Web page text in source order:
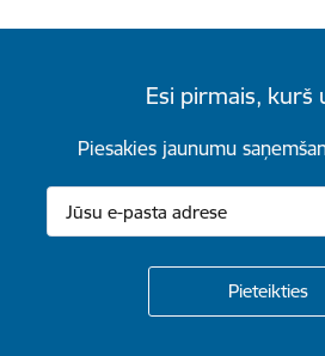
Esi pirmais, kurš
Piesakies jaunumu